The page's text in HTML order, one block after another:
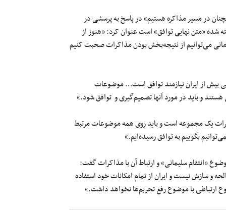
در مسیر مذاکره هستیم» در پاسخ به پرسشی در
شده «متن نهایی توافق» است عنوان کرد: «هنوز از
می‌توانیم از نتیجه‌بخش بودن مذاکرات صحبت کنیم
بیش از ایران نیازمند توافق است… موضوعات
و باید در مورد آنها تصمیم‌گیری و توافق شود.»
یک مجموعه است و باید روی همه موضوعات مرتبط
بگوییم به توافق رسیده‌ایم.»
«انتقام سلیمانی» و ارتباط آن با مذاکرات گفت:
و سازش نیست و ایران از تمام امکانات خود استفاده
ارتباطی با موضوع رفع تحریم‌ها نخواهد داشت.»